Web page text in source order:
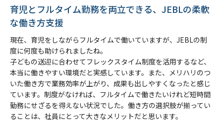
育児とフルタイム勤務を両立できる、JEBLの柔軟
な働き方支援
現在、育児をしながらフルタイムで働いていますが、JEBLの制
度に何度も助けられましたね。
子どもの送迎に合わせてフレックスタイム制度を活用するなど、
本当に働きやすい環境だと実感しています。また、メリハリのつ
いた働き方で業務効率が上がり、成果も出しやすくなったと感じ
ています。制度がなければ、フルタイムで働きたいけれど短時間
勤務にせざるを得えない状況でした。働き方の選択肢が揃ってい
ることは、社員にとって大きなメリットだと思います。